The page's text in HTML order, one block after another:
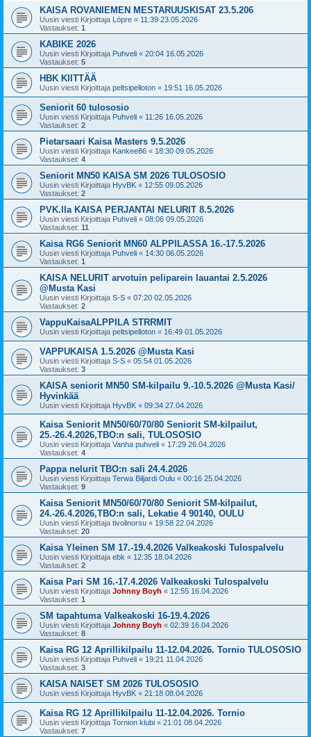
KAISA ROVANIEMEN MESTARUUSKISAT 23.5.206
Uusin viesti Kirjoittaja Löpre « 11:39 23.05.2026
Vastaukset: 1
KABIKE 2026
Uusin viesti Kirjoittaja Puhveli « 20:04 16.05.2026
Vastaukset: 5
HBK KIITTÄÄ
Uusin viesti Kirjoittaja peltsipelloton « 19:51 16.05.2026
Seniorit 60 tulososio
Uusin viesti Kirjoittaja Puhveli « 11:26 16.05.2026
Vastaukset: 2
Pietarsaari Kaisa Masters 9.5.2026
Uusin viesti Kirjoittaja Kankee86 « 18:30 09.05.2026
Vastaukset: 4
Seniorit MN50 KAISA SM 2026 TULOSOSIO
Uusin viesti Kirjoittaja HyvBK « 12:55 09.05.2026
Vastaukset: 2
PVK.lla KAISA PERJANTAI NELURIT 8.5.2026
Uusin viesti Kirjoittaja Puhveli « 08:06 09.05.2026
Vastaukset: 11
Kaisa RG6 Seniorit MN60 ALPPILASSA 16.-17.5.2026
Uusin viesti Kirjoittaja Puhveli « 14:30 06.05.2026
Vastaukset: 1
KAISA NELURIT arvotuin peliparein lauantai 2.5.2026
@Musta Kasi
Uusin viesti Kirjoittaja S-S « 07:20 02.05.2026
Vastaukset: 2
VappuKaisaALPPILA STRRMIT
Uusin viesti Kirjoittaja peltsipelloton « 16:49 01.05.2026
VAPPUKAISA 1.5.2026 @Musta Kasi
Uusin viesti Kirjoittaja S-S « 05:54 01.05.2026
Vastaukset: 3
KAISA seniorit MN50 SM-kilpailu 9.-10.5.2026 @Musta Kasi/
Hyvinkää
Uusin viesti Kirjoittaja HyvBK « 09:34 27.04.2026
Kaisa Seniorit MN50/60/70/80 Seniorit SM-kilpailut,
25.-26.4.2026,TBO:n sali, TULOSOSIO
Uusin viesti Kirjoittaja Vanha puhveli « 17:29 26.04.2026
Vastaukset: 4
Pappa nelurit TBO:n sali 24.4.2026
Uusin viesti Kirjoittaja Terwa Biljardi Oulu « 00:16 25.04.2026
Vastaukset: 9
Kaisa Seniorit MN50/60/70/80 Seniorit SM-kilpailut,
24.-26.4.2026,TBO:n sali, Lekatie 4 90140, OULU
Uusin viesti Kirjoittaja tivolinorsu « 19:58 22.04.2026
Vastaukset: 20
Kaisa Yleinen SM 17.-19.4.2026 Valkeakoski Tulospalvelu
Uusin viesti Kirjoittaja ebk « 12:35 18.04.2026
Vastaukset: 2
Kaisa Pari SM 16.-17.4.2026 Valkeakoski Tulospalvelu
Uusin viesti Kirjoittaja Johnny Boyh « 12:55 16.04.2026
Vastaukset: 1
SM tapahtuma Valkeakoski 16-19.4.2026
Uusin viesti Kirjoittaja Johnny Boyh « 02:39 16.04.2026
Vastaukset: 8
Kaisa RG 12 Aprillikilpailu 11-12.04.2026. Tornio TULOSOSIO
Uusin viesti Kirjoittaja Puhveli « 19:21 11.04.2026
Vastaukset: 3
KAISA NAISET SM 2026 TULOSOSIO
Uusin viesti Kirjoittaja HyvBK « 21:18 08.04.2026
Kaisa RG 12 Aprillikilpailu 11-12.04.2026. Tornio
Uusin viesti Kirjoittaja Tornion klubi « 21:01 08.04.2026
Vastaukset: 7